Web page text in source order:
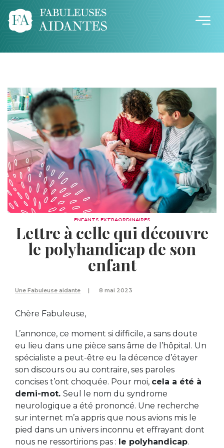
ENFANTS EXTRAORDINAIRES
Lettre à celle qui découvre
le polyhandicap de son
enfant
Une Fabuleuse aidante 8 mai 2023
Chère Fabuleuse,
L’annonce, ce moment si difficile, a sans doute
eu lieu dans une pièce sans âme de l’hôpital. Un
spécialiste a peut-être eu la décence d’étayer
son discours ou au contraire, ses paroles
concises t’ont choquée. Pour moi, cela a été à
demi-mot. Seul le nom du syndrome
neurologique a été prononcé. Une recherche
sur internet m’a appris que nous avions mis le
pied dans un univers inconnu et effrayant dont
nous ne ressortirions pas : le polyhandicap.